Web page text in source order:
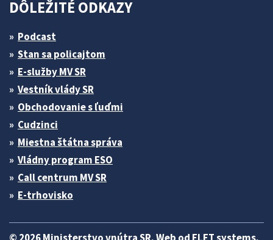
DÔLEŽITÉ ODKAZY
Podcast
Stan sa policajtom
E-služby MV SR
Vestník vlády SR
Obchodovanie s ľuďmi
Cudzinci
Miestna štátna správa
Vládny program ESO
Call centrum MV SR
E-trhovisko